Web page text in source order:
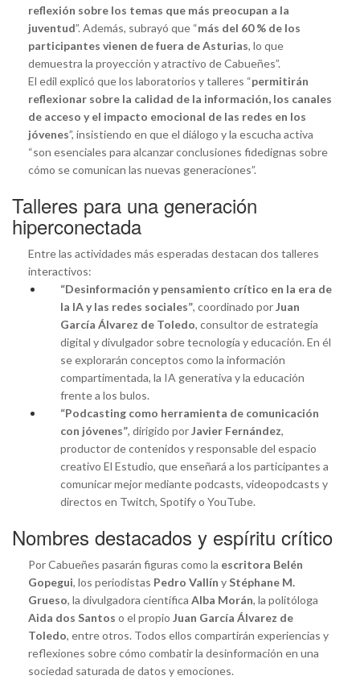
reflexión sobre los temas que más preocupan a la
juventud”. Además, subrayó que “más del 60 % de los
participantes vienen de fuera de Asturias, lo que
demuestra la proyección y atractivo de Cabueñes”.
El edil explicó que los laboratorios y talleres “permitirán
reflexionar sobre la calidad de la información, los canales
de acceso y el impacto emocional de las redes en los
jóvenes”, insistiendo en que el diálogo y la escucha activa
“son esenciales para alcanzar conclusiones fidedignas sobre
cómo se comunican las nuevas generaciones”.
Talleres para una generación
hiperconectada
Entre las actividades más esperadas destacan dos talleres
interactivos:
“Desinformación y pensamiento crítico en la era de
la IA y las redes sociales”, coordinado porJuan
García Álvarez de Toledo, consultor de estrategia
digital y divulgador sobre tecnología y educación. En él
se explorarán conceptos como la información
compartimentada, la IA generativa y la educación
frente a los bulos.
“Podcasting como herramienta de comunicación
con jóvenes”, dirigido porJavier Fernández,
productor de contenidos y responsable del espacio
creativo El Estudio, que enseñará a los participantes a
comunicar mejor mediante podcasts, videopodcasts y
directos en Twitch, Spotify o YouTube.
Nombres destacados y espíritu crítico
Por Cabueñes pasarán figuras como la escritora Belén
Gopegui, los periodistas Pedro Vallín yStéphane M.
Grueso, la divulgadora científica Alba Morán, la politóloga
Aida dos Santos o el propio Juan García Álvarez de
Toledo, entre otros. Todos ellos compartirán experiencias y
reflexiones sobre cómo combatir la desinformación en una
sociedad saturada de datos y emociones.